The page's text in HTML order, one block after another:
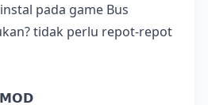
pada game Bus
tidak perlu repot-repot
𝗠𝗢𝗗